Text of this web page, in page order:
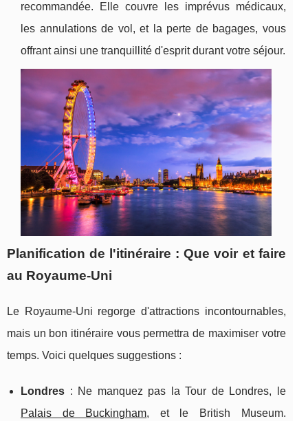
recommandée. Elle couvre les imprévus médicaux,
les annulations de vol, et la perte de bagages, vous
offrant ainsi une tranquillité d'esprit durant votre séjour.
Planification de l'itinéraire : Que voir et faire
au Royaume-Uni
Le Royaume-Uni regorge d'attractions incontournables,
mais un bon itinéraire vous permettra de maximiser votre
temps. Voici quelques suggestions :
Londres : Ne manquez pas la Tour de Londres, le
Palais de Buckingham, et le British Museum.